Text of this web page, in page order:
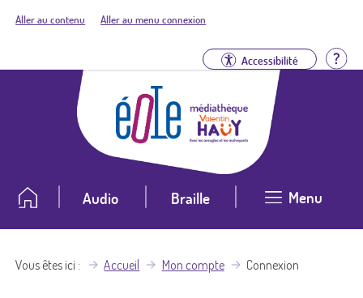
Aller au contenu Aller au menu connexion
Accessibilité
Audio Braille Menu
Vous êtes ici Accueil Mon compte Connexion